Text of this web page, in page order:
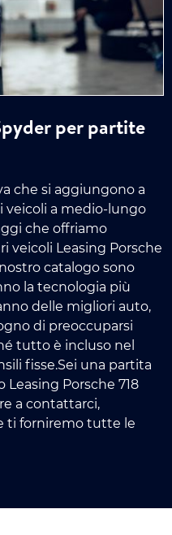
per partite
che si aggiungono a
veicoli a medio-lungo
che offriamo
veicoli Leasing Porsche
catalogo sono
la tecnologia più
delle migliori auto,
di preoccuparsi
tutto è incluso nel
fisse.Sei una partita
Leasing Porsche 718
a contattarci,
ti forniremo tutte le